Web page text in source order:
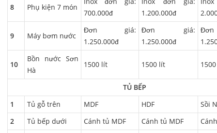
8 Phụ kiện 7 món
700.000đ
1.200.000đ
9 Máy bơm nước
Đơn giá:
1.250.000đ
Đơn giá:
1.250.000đ
10
Bồn nước Sơn
Hà
1500 lít 1500 lít
TỦ BẾP
1
Tủ gỗ trên MDF HDF
Sồi
2
Tủ bếp dưới Cánh tủ MDF Cánh tủ MDF